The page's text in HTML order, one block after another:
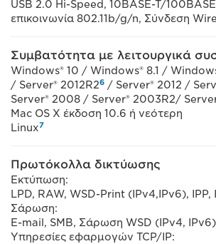
USB 2.0 Hi-Speed, 10BASE-T/
επικοινωνία 802.11b/g/n, Σύνδεση
Συμβατότητα με λειτουργικά
Windows® 10 / Windows® 8.1 /
/ Server® 2012R26 / Server® 2012 /
Server® 2008 / Server® 2003R2/
Mac OS X έκδοση 10.6 ή νεότερη
Linux7
Πρωτόκολλα δικτύωσης
Εκτύπωση:
LPD, RAW, WSD-Print (IPv4,IPv6), IPP,
Σάρωση:
E-mail, SMB, Σάρωση WSD (IPv4, IPv6)
Υπηρεσίες εφαρμογών TCP/IP: